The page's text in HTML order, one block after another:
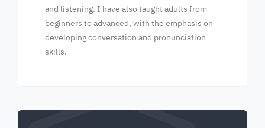
and listening. I have also taught adults from
beginners to advanced, with the emphasis on
developing conversation and pronunciation
skills.